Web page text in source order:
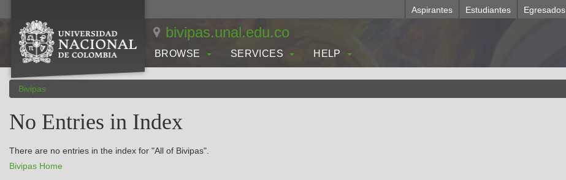
Aspirantes Estudiantes Egresados
bivipas.unal.edu.co
BROWSE SERVICES HELP
Bivipas
No Entries in Index
There are no entries in the index for "All of Bivipas".
Bivipas Home